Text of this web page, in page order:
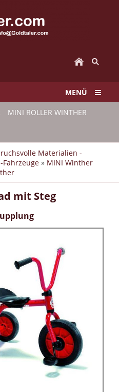
MENÜ
MINI ROLLER WINTHER
Materialien -
Fahrzeuge » MINI Winther
mit Steg